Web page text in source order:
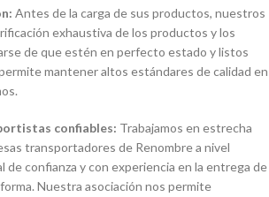
Antes de la carga de sus productos, nuestros
exhaustiva de los productos y los
de que estén en perfecto estado y listos
mantener altos estándares de calidad en
confiables: Trabajamos en estrecha
transportadores de Renombre a nivel
de confianza y con experiencia en la entrega de
Nuestra asociación nos permite